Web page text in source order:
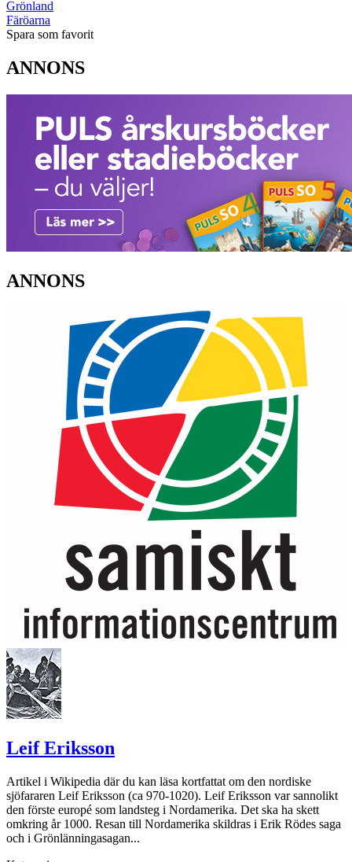
Grönland
Färöarna
Spara som favorit
ANNONS
ANNONS
Leif Eriksson
Artikel i Wikipedia där du kan läsa kortfattat om den nordiske
sjöfararen Leif Eriksson (ca 970-1020). Leif Eriksson var sannolikt
den förste europé som landsteg i Nordamerika. Det ska ha skett
omkring år 1000. Resan till Nordamerika skildras i Erik Rödes saga
och i Grönlänningasagan...